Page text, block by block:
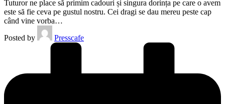
Tuturor ne place să primim cadouri și singura dorința pe care o avem
este să fie ceva pe gustul nostru. Cei dragi se dau mereu peste cap
când vine vorba…
Posted by
Presscafe